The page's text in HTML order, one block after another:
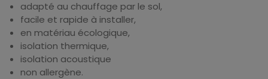
adapté au chauffage par le sol,
facile et rapide à installer,
en matériau écologique,
isolation thermique,
isolation acoustique
non allergène.